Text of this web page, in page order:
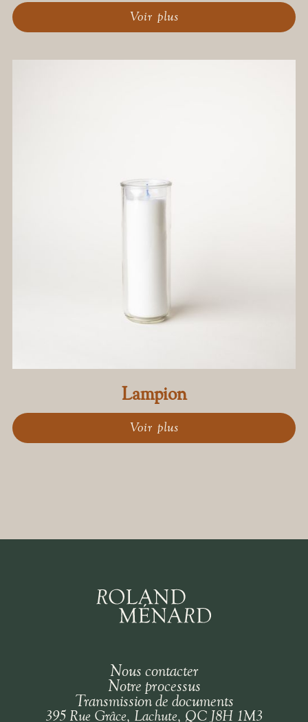
Voir plus
Lampion
Voir plus
Nous contacter
Notre processus
Transmission de documents
395 Rue Grâce, Lachute, QC J8H 1M3